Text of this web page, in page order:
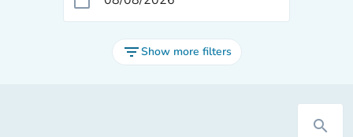
filter_listShow more filters
search